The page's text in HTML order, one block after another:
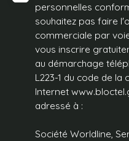
personnelles
souhaitez pas faire
commerciale par
vous inscrire
au démarchage
L223-1 du code de
Internet
adressé à :
Société Worldline,